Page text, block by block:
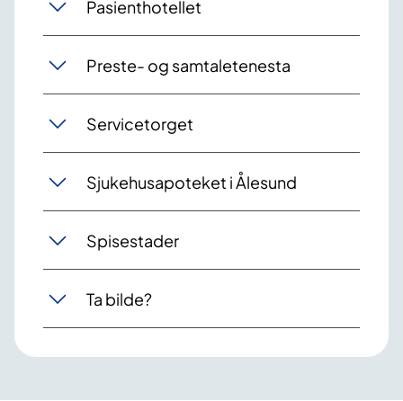
Pasienthotellet
Preste- og samtaletenesta
Servicetorget
Sjukehusapoteket i Ålesund
Spisestader
Ta bilde?